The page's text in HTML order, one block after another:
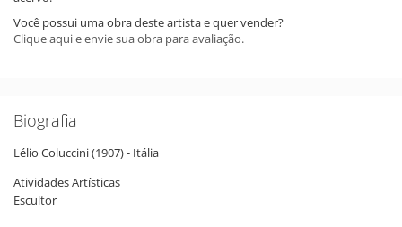
Você possui uma obra deste artista e quer vender?
Clique aqui e envie sua obra para avaliação.
Biografia
Lélio Coluccini (1907) - Itália
Atividades Artísticas
Escultor